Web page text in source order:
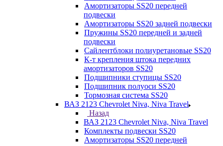
Амортизаторы SS20 передней
подвески
Амортизаторы SS20 задней подвески
Пружины SS20 передней и задней
подвески
Сайлентблоки полиуретановые SS20
К-т крепления штока передних
амортизаторов SS20
Подшипники ступицы SS20
Подшипник полуоси SS20
Тормозная система SS20
ВАЗ 2123 Chevrolet Niva, Niva Travel
Назад
ВАЗ 2123 Chevrolet Niva, Niva Travel
Комплекты подвески SS20
Амортизаторы SS20 передней